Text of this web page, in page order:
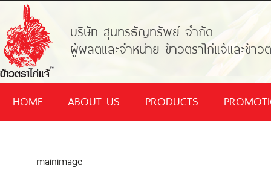
บริษัท สุนทรธัญทรัพย์ จำกัด
ผู้ผลิตและจำหน่าย ข้าวตราไก่แจ้และข้าวต
HOME ABOUT US PRODUCTS
mainimage